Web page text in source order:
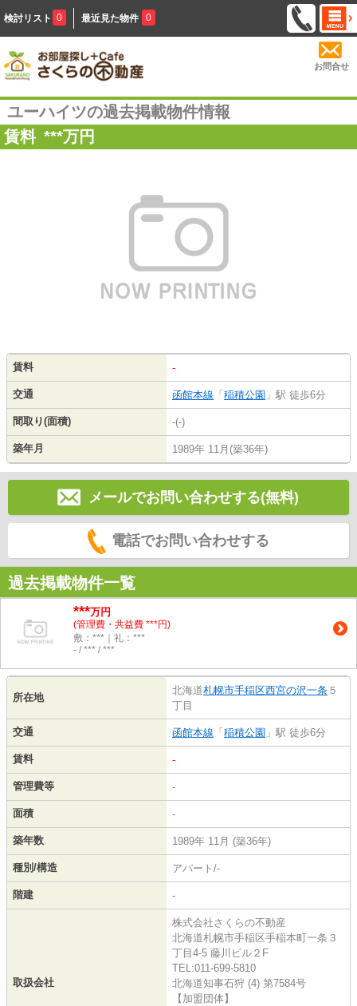
検討リスト 0 最近見た物件 0
お問合せ
ユーハイツの過去掲載物件情報
賃料 ***万円
賃料 -
交通 函館本線 「 稲積公園 」駅 徒歩6分
間取り(面積) -(-)
築年月 1989年 11月(築36年)
メールでお問い合わせする(無料)
電話でお問い合わせする
過去掲載物件一覧
***万円
(管理費・共益費 ***円)
敷：***｜礼：***
- / *** / ***
所在地
北海道札幌市手稲区西宮の沢一条 ５
丁目
交通 函館本線 「 稲積公園 」駅 徒歩6分
賃料 -
管理費等 -
面積 -
築年数 1989年 11月 (築36年)
種別/構造 アパート/-
階建 -
取扱会社
株式会社さくらの不動産
北海道札幌市手稲区手稲本町一条３
丁目4-5 藤川ビル２F
TEL:011-699-5810
北海道知事石狩 (4) 第7584号
【加盟団体】